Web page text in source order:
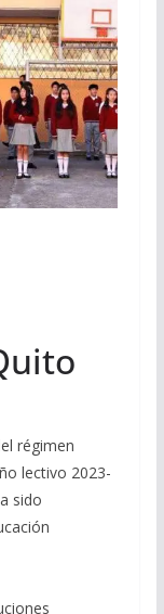
régimen
lectivo 2023-
sido